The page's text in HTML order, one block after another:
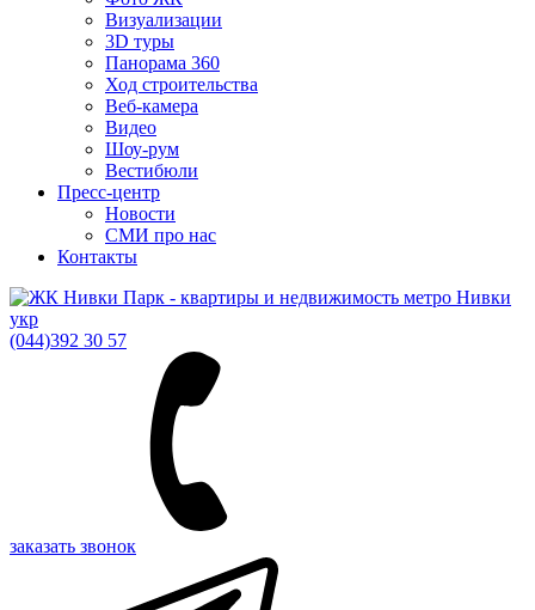
Визуализации
3D туры
Панорама 360
Ход строительства
Веб-камера
Видео
Шоу-рум
Вестибюли
Пресс-центр
Новости
СМИ про нас
Контакты
укр
(044)392 30 57
заказать звонок